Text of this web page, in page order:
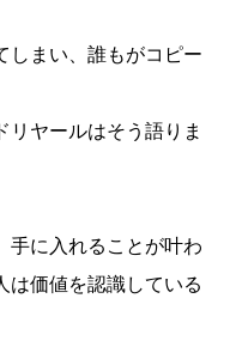
しまい、誰もがコピー
リヤールはそう語りま
手に入れることが叶わ
は価値を認識している